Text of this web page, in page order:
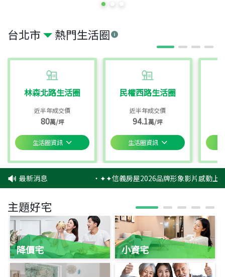
台北市 熱門生活圈
林森北路生活圈
近半年成交價
80萬/坪
生活圈資訊
民權西路生活圈
近半年成交價
94.1萬/坪
生活圈資訊
最新消息 ‧✦✦信義房屋2026品牌形象影片感動上
主題好宅
降價宅 小資宅